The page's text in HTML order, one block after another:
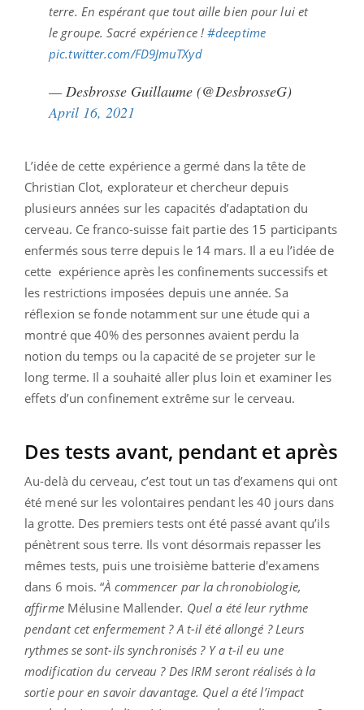
terre. En espérant que tout aille bien pour lui et
le groupe. Sacré expérience !#deeptime
pic.twitter.com/FD9JmuTXyd
— Desbrosse Guillaume (@DesbrosseG)
April 16, 2021
L’idée de cette expérience a germé dans la tête de
Christian Clot, explorateur et chercheur depuis
plusieurs années sur les capacités d’adaptation du
cerveau. Ce franco-suisse fait partie des 15 participants
enfermés sous terre depuis le 14 mars. Il a eu l’idée de
cette expérience après les confinements successifs et
les restrictions imposées depuis une année. Sa
réflexion se fonde notamment sur une étude qui a
montré que 40% des personnes avaient perdu la
notion du temps ou la capacité de se projeter sur le
long terme. Il a souhaité aller plus loin et examiner les
effets d’un confinement extrême sur le cerveau.
Des tests avant, pendant et après
Au-delà du cerveau, c’est tout un tas d’examens qui ont
été mené sur les volontaires pendant les 40 jours dans
la grotte. Des premiers tests ont été passé avant qu’ils
pénètrent sous terre. Ils vont désormais repasser les
mêmes tests, puis une troisième batterie d'examens
dans 6 mois. “À commencer par la chronobiologie,
affirme Mélusine Mallender. Quel a été leur rythme
pendant cet enfermement ? A t-il été allongé ? Leurs
rythmes se sont-ils synchronisés ? Y a t-il eu une
modification du cerveau ? Des IRM seront réalisés à la
sortie pour en savoir davantage. Quel a été l’impact